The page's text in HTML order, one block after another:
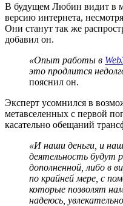
В будущем Любин видит в
версию интернета,
Они станут так же
добавил он.
«Опыт работы в
это продлится
пояснил он.
Эксперт усомнился в
метавселенных с первой
касательно обещаний
«И наши деньги, и
деятельность будут
дополненной, либо в
по крайней мере, с
которые позволят
надеюсь,